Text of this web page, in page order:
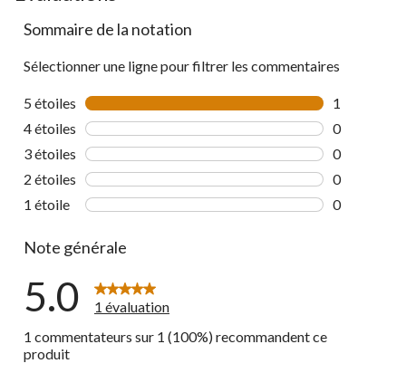
Sommaire de la notation
Sélectionner une ligne pour filtrer les commentaires
5 étoiles étoiles
1
4 étoiles étoiles
0
3 étoiles étoiles
0
2 étoiles étoiles
0
1 étoile étoiles
0
Note générale
5.0
1 évaluation
1 commentateurs sur 1 (100%) recommandent ce
produit